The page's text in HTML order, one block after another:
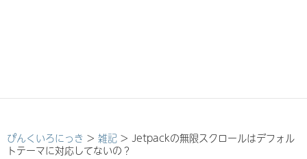
ぴんくいろにっき > 雑記 > Jetpackの無限スクロールはデフォル
トテーマに対応してないの？